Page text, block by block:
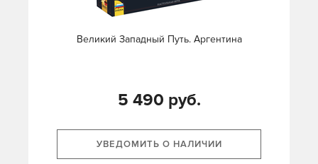
Великий Западный Путь. Аргентина
5 490 руб.
УВЕДОМИТЬ О НАЛИЧИИ